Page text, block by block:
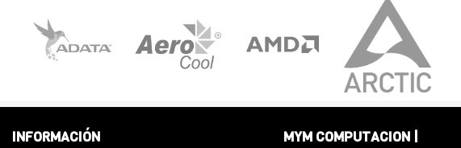
INFORMACIÓN
MYM COMPUTACION |